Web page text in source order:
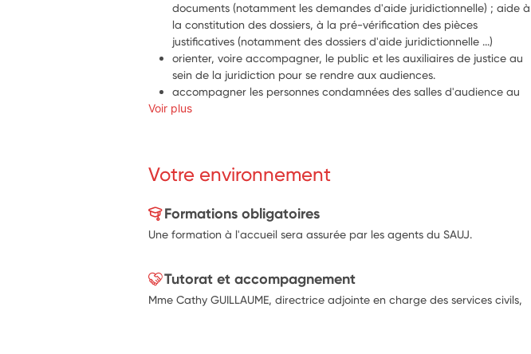
documents (notamment les demandes d'aide juridictionnelle) ; aide à
la constitution des dossiers, à la pré-vérification des pièces
justificatives (notamment des dossiers d'aide juridictionnelle ...)
orienter, voire accompagner, le public et les auxiliaires de justice au
sein de la juridiction pour se rendre aux audiences.
accompagner les personnes condamnées des salles d'audience au
bureau de l'exécution (BEX)
rentrée, audience solennelle).
ou groupes d'élèves) dans le cadre de visites liées à la découverte de
l'institution judiciaire)
Voir plus
Votre environnement
Formations obligatoires
Une formation à l'accueil sera assurée par les agents du SAUJ.
Tutorat et accompagnement
Mme Cathy GUILLAUME, directrice adjointe en charge des services civils,